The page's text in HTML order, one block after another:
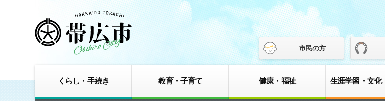
市民の方
くらし・手続き 教育・子育て 健康・福祉 生涯学習・文化